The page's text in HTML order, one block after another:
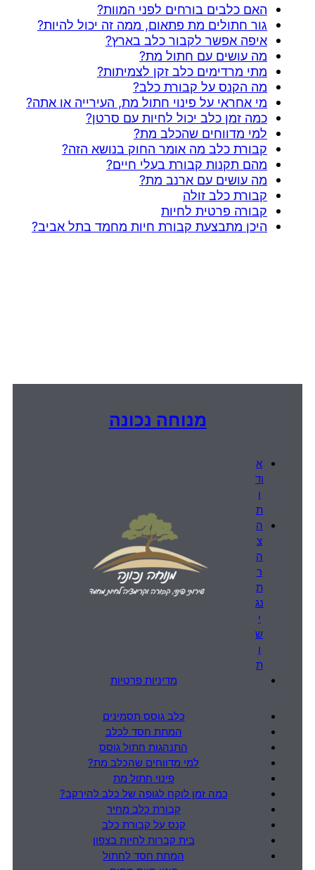
האם כלבים בורחים לפני המוות?
גור חתולים מת פתאום, ממה זה יכול להיות?
איפה אפשר לקבור כלב בארץ?
מה עושים עם חתול מת?
מתי מרדימים כלב זקן לצמיתות?
מה הקנס על קבורת כלב?
מי אחראי על פינוי חתול מת, העירייה או אתה?
כמה זמן כלב יכול לחיות עם סרטן?
למי מדווחים שהכלב מת?
קבורת כלב מה אומר החוק בנושא הזה?
מהם תקנות קבורת בעלי חיים?
מה עושים עם ארנב מת?
קבורת כלב זולה
קבורה פרטית לחיות
היכן מתבצעת קבורת חיות מחמד בתל אביב?
מנוחה נכונה
א
וד
ו
ת
ה
צ
ה
ר
ת
נג
י
ש
ו
ת
מדיניות פרטיות
כלב גוסס תסמינים
המתת חסד לכלב
התנהגות חתול גוסס
למי מדווחים שהכלב מת?
פינוי חתול מת
כמה זמן לוקח לגופה של כלב להירקב?
קבורת כלב מחיר
קנס על קבורת כלב
בית קברות לחיות בצפון
המתת חסד לחתול